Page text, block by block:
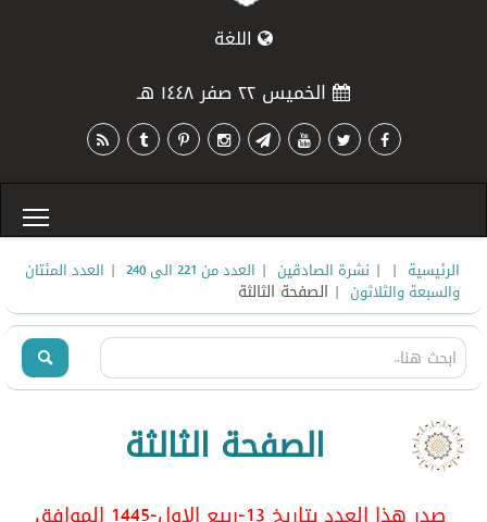
اللغة
الخميس ٢٢ صفر ١٤٤٨ هـ
الرئيسية |
| نشرة الصادقين | العدد من 221 الى 240 | العدد المئتان
والسبعة والثلاثون | الصفحة الثالثة
الصفحة الثالثة